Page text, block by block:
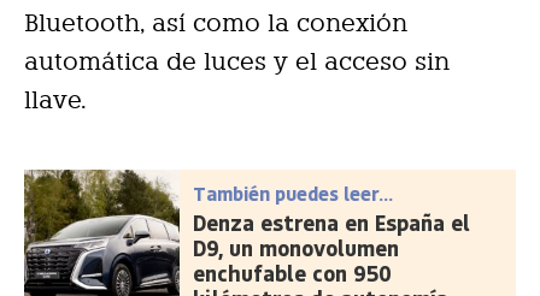
Bluetooth, así como la conexión
automática de luces y el acceso sin
llave.
También puedes leer...
Denza estrena en España el
D9, un monovolumen
enchufable con 950